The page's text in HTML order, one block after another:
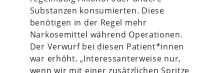
Substanzen konsumierten. Diese
benötigen in der Regel mehr
Narkosemittel während Operationen.
Der Verwurf bei diesen Patient*innen
war erhöht. „Interessanterweise nur,
wenn wir mit einer zusätzlichen Spritze